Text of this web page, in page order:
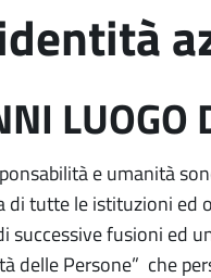
LUOGO
e umanità
di tutte le istituzioni ed
successive fusioni ed
delle Persone” che